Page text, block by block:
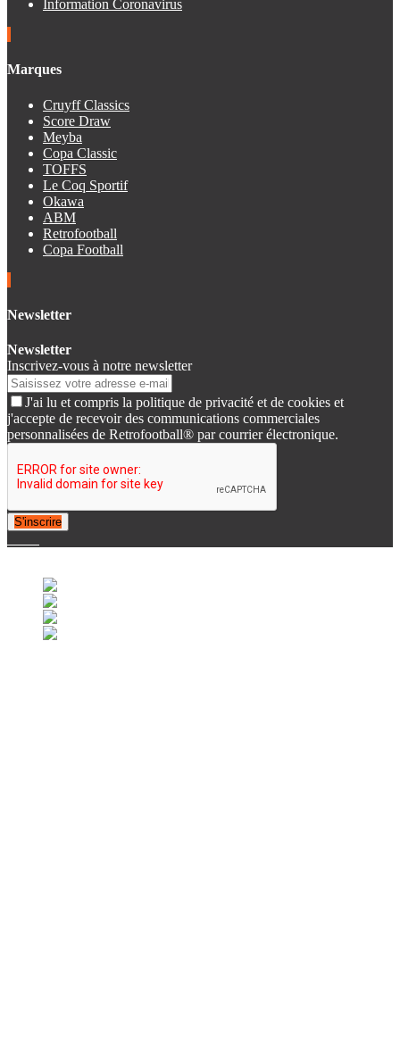
Information Coronavirus
Marques
Cruyff Classics
Score Draw
Meyba
Copa Classic
TOFFS
Le Coq Sportif
Okawa
ABM
Retrofootball
Copa Football
Newsletter
Newsletter
Inscrivez-vous à notre newsletter
J'ai lu et compris la politique de privacité et de cookies et
j'accepte de recevoir des communications commerciales
personnalisées de Retrofootball® par courrier électronique.
S'inscrire